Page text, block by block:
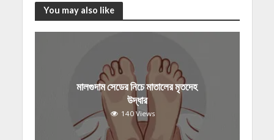
You may also like
মালগুদাম সেডের নিচে মাতালের মৃতদেহ
উদ্ধার
140 Views